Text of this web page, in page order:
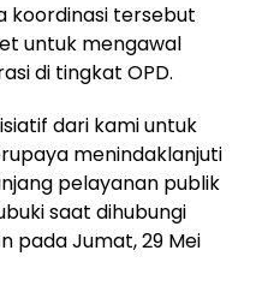
koordinasi tersebut
untuk mengawal
di tingkat OPD.
dari kami untuk
menindaklanjuti
pelayanan publik
saat dihubungi
pada Jumat, 29 Mei